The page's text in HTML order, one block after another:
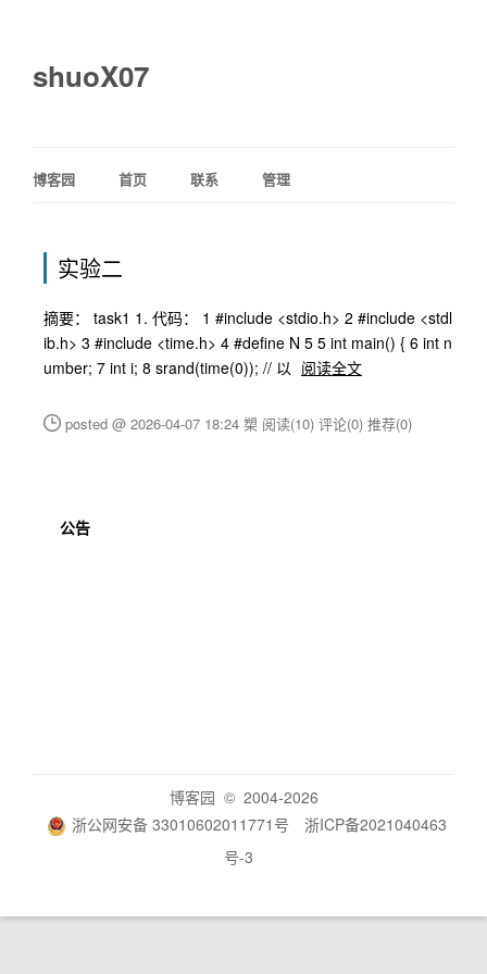
shuoX07
博客园 首页 联系 管理
实验二
摘要： task1 1. 代码： 1 #include <stdio.h> 2 #include <stdl
ib.h> 3 #include <time.h> 4 #define N 5 5 int main() { 6 int n
umber; 7 int i; 8 srand(time(0)); // 以 阅读全文
posted @ 2026-04-07 18:24 槊 阅读(10) 评论(0) 推荐(0)
公告
博客园 © 2004-2026
浙公网安备 33010602011771号
浙ICP备2021040463
号-3